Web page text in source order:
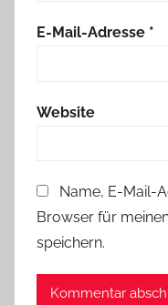
E-Mail-Adresse *
Website
Name, E-Mail-
Browser für
speichern.